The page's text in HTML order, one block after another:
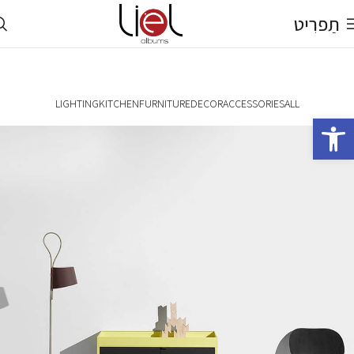
פתח סרגל נגישות
תַפרִיט
ALL
ACCESSORIES
DECOR
FURNITURE
KITCHEN
LIGHTING